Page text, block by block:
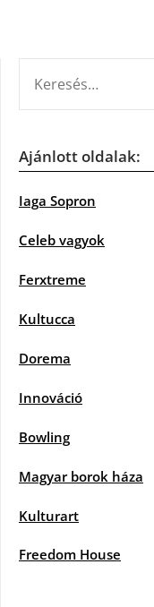
Ajánlott oldalak:
Iaga Sopron
Celeb vagyok
Ferxtreme
Kultucca
Dorema
Innováció
Bowling
Magyar borok háza
Kulturart
Freedom House